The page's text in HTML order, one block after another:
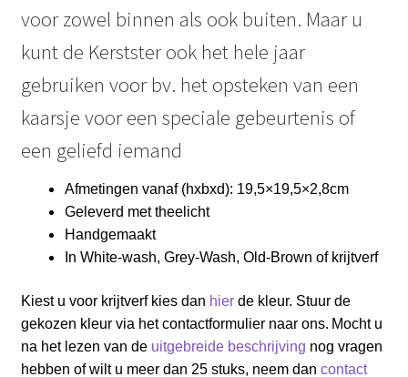
voor zowel binnen als ook buiten. Maar u
kunt de Kerstster ook het hele jaar
gebruiken voor bv. het opsteken van een
kaarsje voor een speciale gebeurtenis of
een geliefd iemand
Afmetingen vanaf (hxbxd): 19,5×19,5×2,8cm
Geleverd met theelicht
Handgemaakt
In White-wash, Grey-Wash, Old-Brown of krijtverf
Kiest u voor krijtverf kies dan hierde kleur. Stuur de
gekozen kleur via het contactformulier naar ons. Mocht u
na het lezen van de uitgebreide beschrijving nog vragen
hebben of wilt u meer dan 25 stuks, neem dan contact